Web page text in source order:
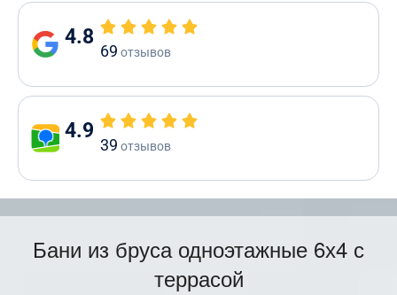
4.8
69 отзывов
4.9
39 отзывов
Бани из бруса одноэтажные 6х4 с
террасой